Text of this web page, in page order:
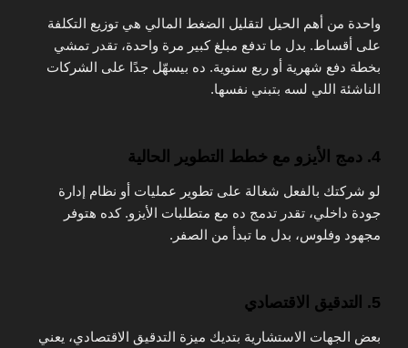
واحدة من أهم الحيل لتقليل الضغط المالي هي توزيع التكلفة
على أقساط. بدل ما تدفع مبلغ كبير مرة واحدة، تقدر تمشي
بخطة دفع شهرية أو ربع سنوية. ده بيسهّل جدًا على الشركات
الناشئة اللي لسه بتبني نفسها.
4. دمج الأيزو مع خطط التطوير الحالية
لو شركتك بالفعل شغالة على تطوير عمليات أو نظام إدارة
جودة داخلي، تقدر تدمج ده مع متطلبات الأيزو. كده هتوفر
مجهود وفلوس، بدل ما تبدأ من الصفر.
5. التدقيق الاقتصادي
بعض الجهات الاستشارية بتديك ميزة التدقيق الاقتصادي، يعني